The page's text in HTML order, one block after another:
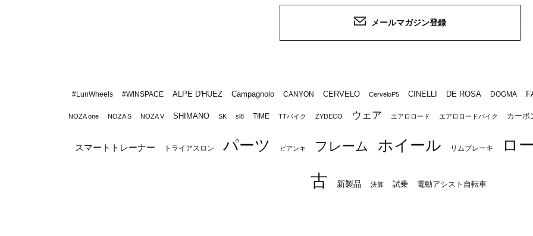
メールマガジン登録
#LunWheels #WINSPACE ALPE D'HUEZ Campagnolo CANYON CERVELO CerveloP5 CINELLI DE ROSA DOGMA
NOZA one NOZA S NOZA V SHIMANO SK sl8 TIME TTバイク ZYDECO ウェア エアロロード エアロロードバイク カーボ
スマートトレーナー トライアスロン パーツ ビアンキ フレーム ホイール リムブレーキ ロ
古 新製品 決算 試乗 電動アシスト自転車